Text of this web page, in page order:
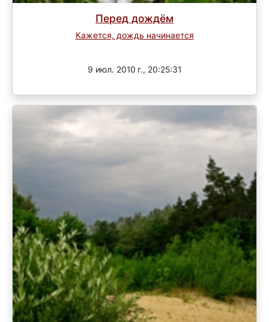
Перед дождём
Кажется, дождь начинается
9 июл. 2010 г., 20:25:31